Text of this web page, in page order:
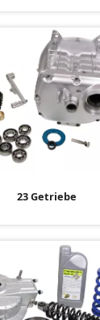
23 Getriebe